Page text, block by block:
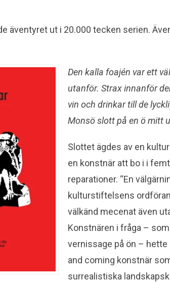
äventyret ut i 20.000 tecken serien.
Den kalla foajén var ett
utanför. Strax innanför
vin och drinkar till de
Monsö slott på en ö mitt
Slottet ägdes av en
en konstnär att bo i i
reparationer. “En
kulturstiftelsens
välkänd mecenat även
Konstnären i fråga –
vernissage på ön – hette
and coming konstnär
surrealistiska